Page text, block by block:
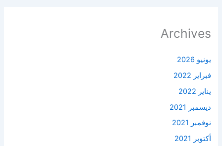
Archives
يونيو 2026
فبراير 2022
يناير 2022
ديسمبر 2021
نوفمبر 2021
أكتوبر 2021